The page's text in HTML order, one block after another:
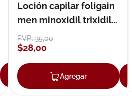
Agregar
Loción capilar foligain
men minoxidil trixidil
loción 59 ml
PVP:35,00
$28,00
Agregar